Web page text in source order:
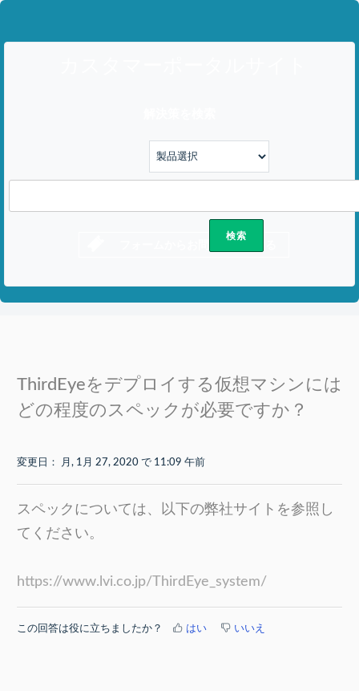
ThirdEyeをデプロイする仮想マシンには
どの程度のスペックが必要ですか？
変更日： 月, 1月 27, 2020 で 11:09 午前
スペックについては、以下の弊社サイトを参照し
てください。
https://www.lvi.co.jp/ThirdEye_system/
この回答は役に立ちましたか？ はい いいえ